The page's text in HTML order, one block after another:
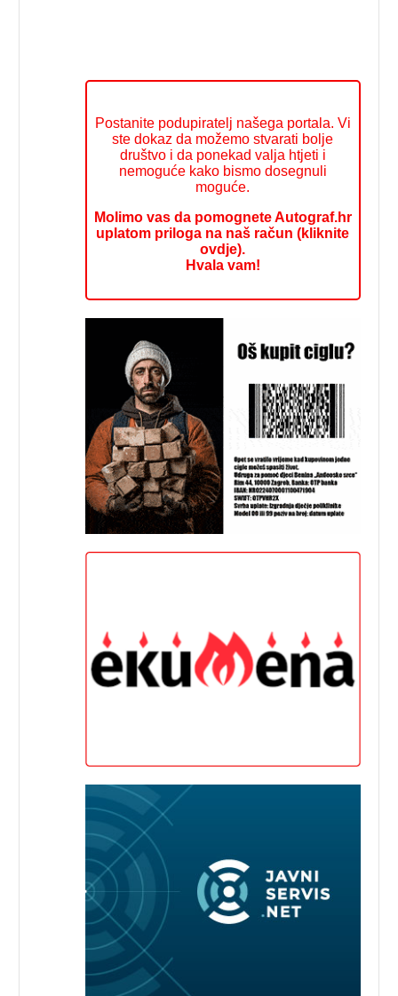
Postanite podupiratelj našega portala. Vi
ste dokaz da možemo stvarati bolje
društvo i da ponekad valja htjeti i
nemoguće kako bismo dosegnuli
moguće.
Molimo vas da pomognete Autograf.hr
uplatom priloga na naš račun (kliknite
ovdje).
Hvala vam!